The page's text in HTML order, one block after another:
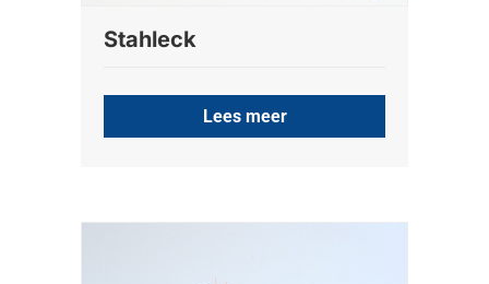
Stahleck
Lees meer